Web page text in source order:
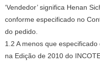
‘Vendedor’ significa Henan
conforme especificado no
do pedido.
1.2 A menos que
na Edição de 2010 do